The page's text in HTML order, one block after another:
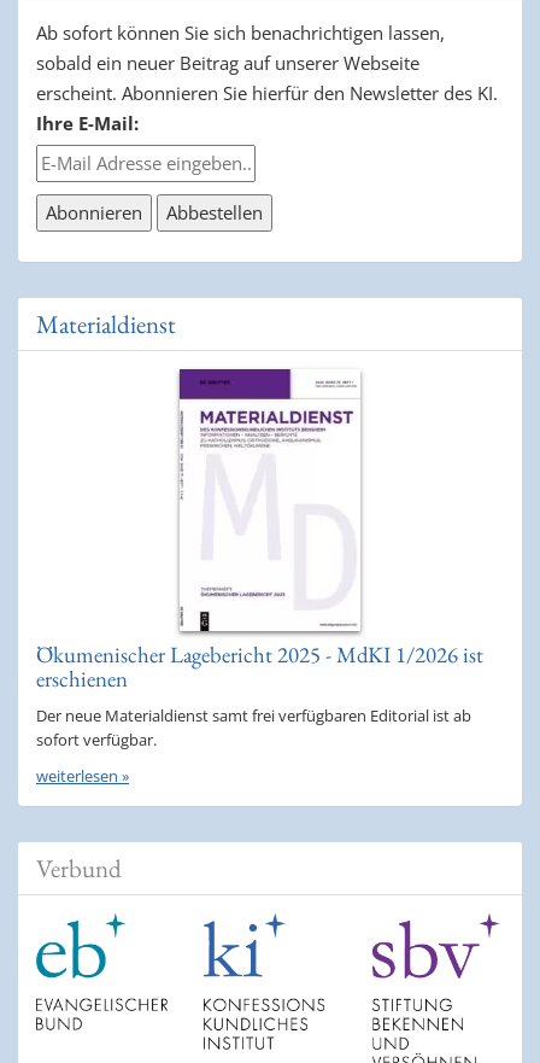
Ab sofort können Sie sich benachrichtigen lassen,
sobald ein neuer Beitrag auf unserer Webseite
erscheint. Abonnieren Sie hierfür den Newsletter des KI.
Ihre E-Mail:
Materialdienst
Ökumenischer Lagebericht 2025 - MdKI 1/2026 ist
erschienen
Der neue Materialdienst samt frei verfügbaren Editorial ist ab
sofort verfügbar.
weiterlesen »
Verbund